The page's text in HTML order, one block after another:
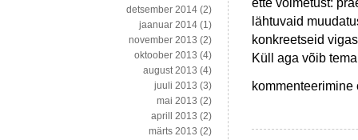
lähtuvaid
konkreetseid
Küll aga võib
Professor
salasoovidest
detsember 2014 (2)
jaanuar 2014 (1)
november 2013 (2)
oktoober 2013 (4)
august 2013 (4)
juuli 2013 (3)
mai 2013 (2)
aprill 2013 (2)
märts 2013 (2)